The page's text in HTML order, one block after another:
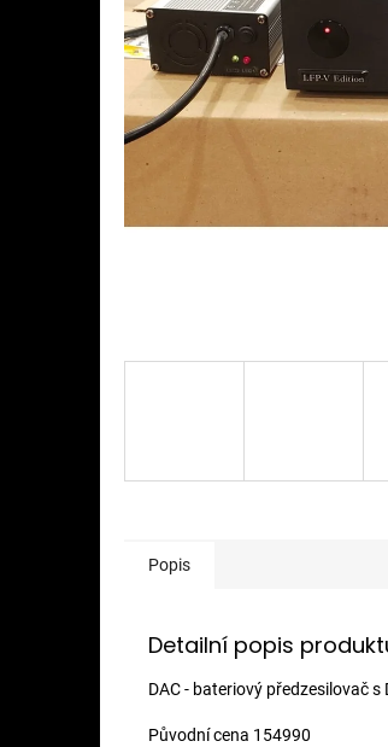
Popis
Detailní popis
DAC - bateriový předzesilovač s
Původní cena 154990